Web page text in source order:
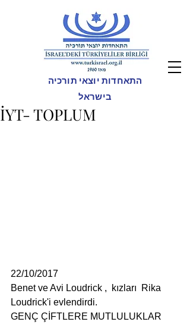
התאחדות יוצאי תורכיה
בישראל
İYT- TOPLUM
22/10/2017
Benet ve Avi Loudrick ,  kızları  Rika
Loudrick'i evlendirdi.
GENÇ ÇİFTLERE MUTLULUKLAR